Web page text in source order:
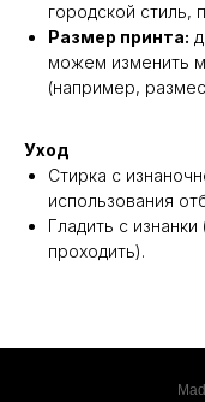
городской стиль,
Размер принта:
можем изменить
(например,
Уход
Стирка с
использования
Гладить с
проходить).